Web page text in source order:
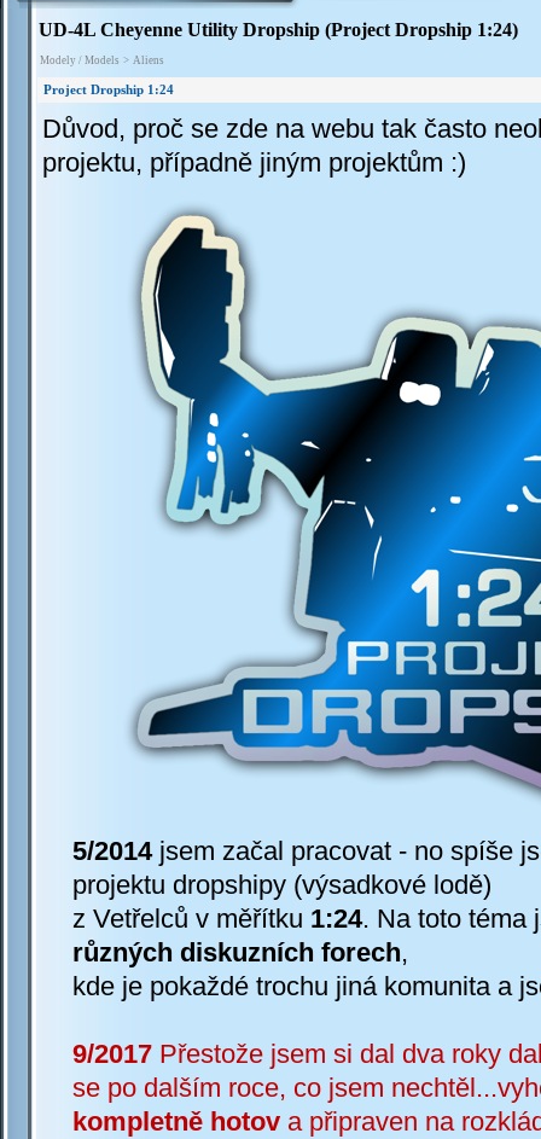
UD-4L Cheyenne Utility Dropship (Project Dropship 1:24)
Modely / Models > Aliens
Project Dropship 1:24
Důvod, proč se zde na webu tak často
projektu, případně jiným projektům :)
5/2014jsem začal pracovat - no spíše
projektu dropshipy (výsadkové lodě)
z Vetřelců v měřítku 1:24. Na toto téma
různých diskuzních forech,
kde je pokaždé trochu jiná komunita a
9/2017 Přestože jsem si dal dva roky
se po dalším roce, co jsem
kompletně hotov a připraven na